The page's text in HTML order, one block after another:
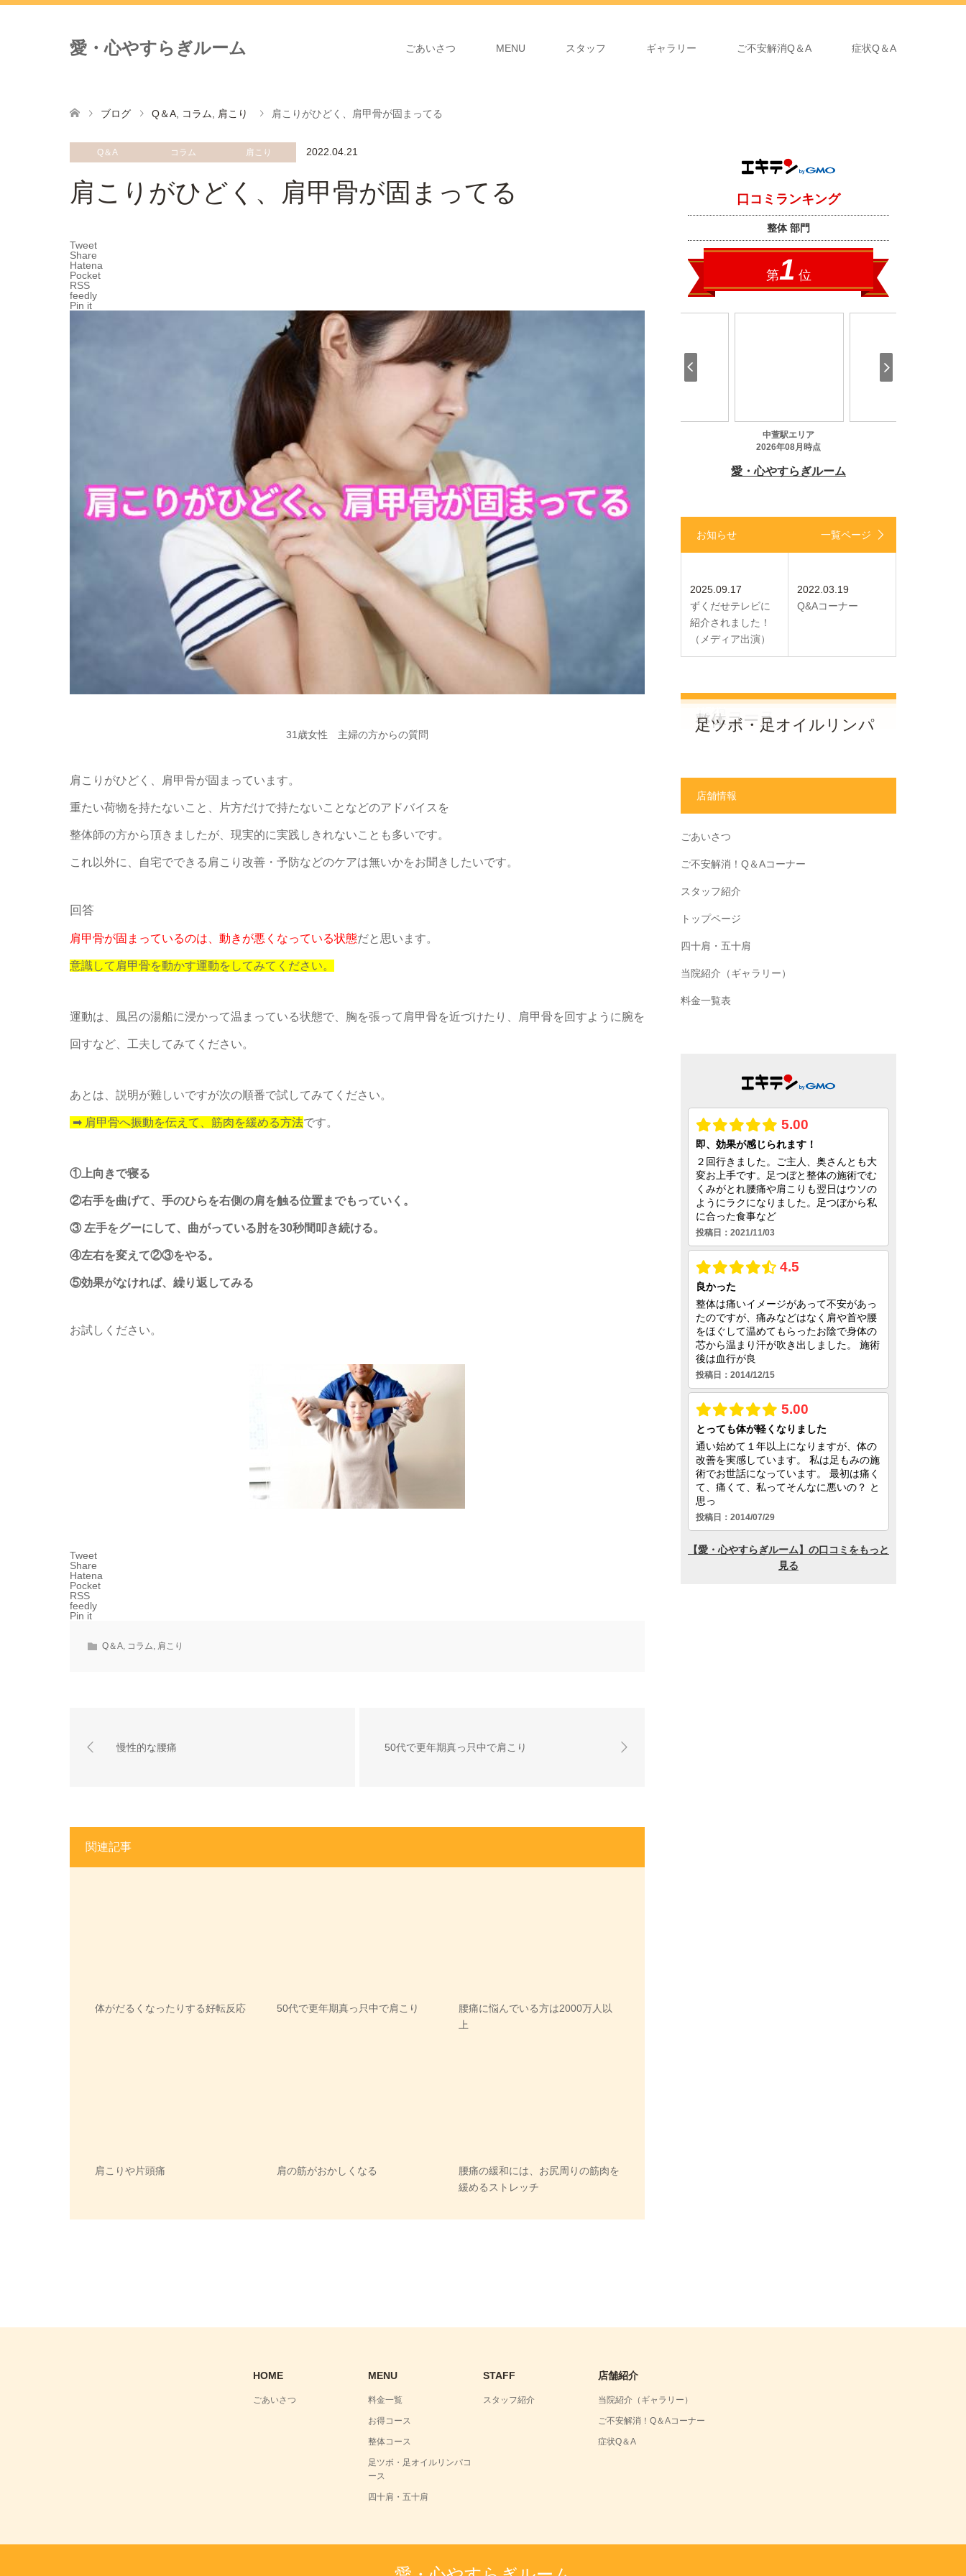
愛・心やすらぎルーム ごあいさつ MENU スタッフ ギャラリー ご不安解消Q＆A 症状Q＆A
ブログ Q＆A コラム 肩こり 肩こりがひどく、肩甲骨が固まってる
Q＆A コラム 肩こり 2022.04.21
肩こりがひどく、肩甲骨が固まってる
Tweet
Share
Hatena
Pocket
RSS
feedly
Pin it
31歳女性 主婦の方からの質問
肩こりがひどく、肩甲骨が固まっています。
重たい荷物を持たないこと、片方だけで持たないことなどのアドバイスを
整体師の方から頂きましたが、現実的に実践しきれないことも多いです。
これ以外に、自宅でできる肩こり改善・予防などのケアは無いかをお聞きしたいです。
回答
肩甲骨が固まっているのは、動きが悪くなっている状態だと思います。
意識して肩甲骨を動かす運動をしてみてください。
運動は、風呂の湯船に浸かって温まっている状態で、胸を張って肩甲骨を近づけたり、肩甲骨を回すように腕を
回すなど、工夫してみてください。
あとは、説明が難しいですが次の順番で試してみてください。
➡ 肩甲骨へ振動を伝えて、筋肉を緩める方法です。
①上向きで寝る
②右手を曲げて、手のひらを右側の肩を触る位置までもっていく。
③ 左手をグーにして、曲がっている肘を30秒間叩き続ける。
④左右を変えて②③をやる。
⑤効果がなければ、繰り返してみる
お試しください。
Tweet
Share
Hatena
Pocket
RSS
feedly
Pin it
Q＆A コラム 肩こり
慢性的な腰痛 50代で更年期真っ只中で肩こり
関連記事
体がだるくなったりする好転反応 50代で更年期真っ只中で肩こり
腰痛に悩んでいる方は2000万人以
上
肩こりや片頭痛 肩の筋がおかしくなる
腰痛の緩和には、お尻周りの筋肉を
緩めるストレッチ
お知らせ 一覧ページ
2025.09.17
ずくだせテレビに
紹介されました！
（メディア出演）
2022.03.19
Q&Aコーナー
MENU
お得コース
整体コース
足ツボ・足オイルリンパ
店舗情報
ごあいさつ
ご不安解消！Q＆Aコーナー
スタッフ紹介
トップページ
四十肩・五十肩
当院紹介（ギャラリー）
料金一覧表
HOME
ごあいさつ
MENU
料金一覧
お得コース
整体コース
足ツボ・足オイルリンパコ
ース
四十肩・五十肩
STAFF
スタッフ紹介
店舗紹介
当院紹介（ギャラリー）
ご不安解消！Q＆Aコーナー
症状Q＆A